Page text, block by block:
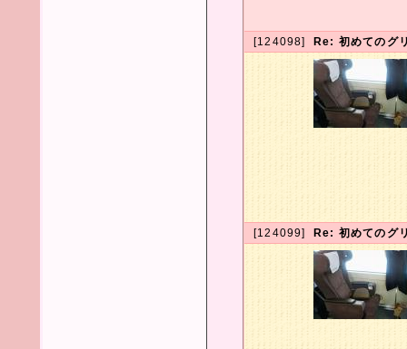
[124098] Re: 初めてのグ
[124099] Re: 初めてのグ